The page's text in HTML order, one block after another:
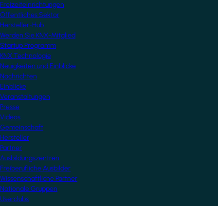
Freizeiteinrichtungen
Öffentliches Sektor
Hersteller-Hub
Werden Sie KNX-Mitglied
Startup Programm
KNX Technologie
Neuigkeiten und Einblicke
Nachrichten
Einblicke
Veranstaltungen
Presse
Videos
Gemeinschaft
Hersteller
Partner
Ausbildungszentren
Freiberufliche Ausbilder
Wissenschaftliche Partner
Nationale Gruppen
Userclubs